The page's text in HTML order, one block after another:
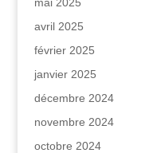
avril 2025
février 2025
janvier 2025
décembre 2024
novembre 2024
octobre 2024